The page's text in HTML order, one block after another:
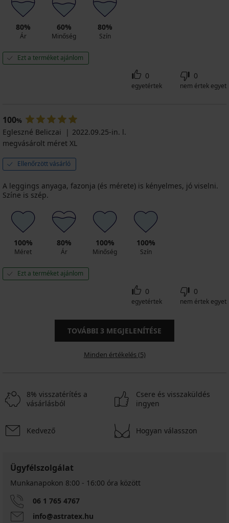
80%
Ár
60%
Minőség
80%
Szín
Ezt a terméket ajánlom
0
egyetértek
0
nem értek egyet
100%
Egleszné Beliczai
2022.09.25-in. l.
megvásárolt méret XL
Ellenőrzött vásárló
A leggings anyaga, fazonja (és mérete) is kényelmes, jó viselni.
Színe is szép.
100%
Méret
80%
Ár
100%
Minőség
100%
Szín
Ezt a terméket ajánlom
0
egyetértek
0
nem értek egyet
TOVÁBBI 3 MEGJELENÍTÉSE
Minden értékelés (5)
8% visszatérítés a
vásárlásból
Csere és visszaküldés
ingyen
Kedvező Hogyan válasszon
Ügyfélszolgálat
Munkanapokon 8:00 - 16:00 óra között
06 1 765 4767
info@astratex.hu